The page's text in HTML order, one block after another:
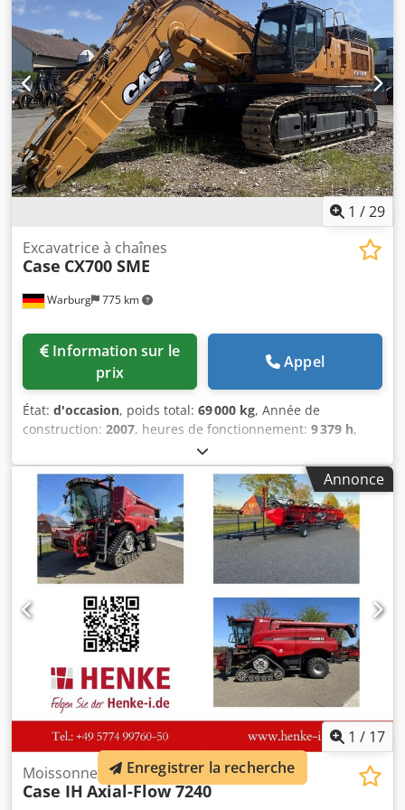
1 /29
Warburg 775 km
Excavatrice à chaînes
Case CX700 SME
prix
Appel
État: d'occasion, poids total: 69 000 kg, Année de
construction: 2007, heures de fonctionnement: 9 379 h,
Moteur Isuzu : 6 cylindres, 345 kW – AH-6WG1X – EPA et CE
Flèche 6,58 m Balancier 3 m Patins de chenille 650 mm
Toutes lignes hydrauliques (marteau/pince et rotation)
Attache rapide hydraulique : OIL Quick OQ90 ou Lehnhoff
HS80 Dcsdpfoul U H Tsx Aqtsk Godet de terrassement
profond – 4,55 m³ SAE Poids de transport : 69 t Largeur de
transport : 3,93 m Largeur de travail (4,14 m avec marches)
Hauteur de transport : 4,37 m La machine a été révisée et
réparée dans notre atelier Rapport sur demande Grande
révision effectuée : toutes les huiles et filtres ont été
remplacés, y compris 650 litres d’huile hydraulique. CASE
Allemagne mars 2026 : Le moteur dispose de 6 injecteurs
neufs (facture sur demande)
Annonce
1 / 17
Moissonneuse-batteuse
Case IH Axial-Flow 7240
Enregistrer la recherche